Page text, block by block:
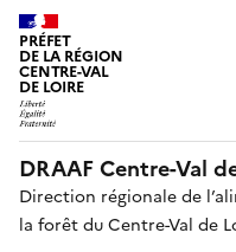
PRÉFET
DE LA RÉGION
CENTRE-VAL
DE LOIRE
DRAAF Centre-Val
Direction régionale de
la forêt du Centre-Val de